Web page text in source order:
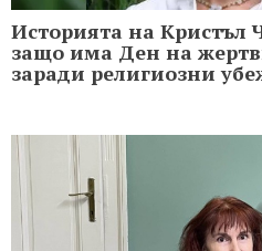
Историята на Кристъл
защо има Ден на
заради религиозни